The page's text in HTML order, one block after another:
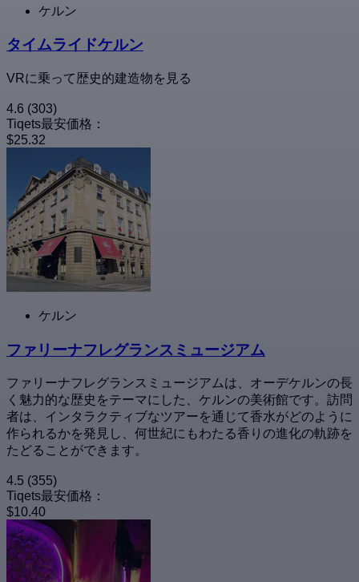
ケルン
タイムライドケルン
VRに乗って歴史的建造物を見る
4.6 (303)
Tiqets最安価格：
$25.32
ケルン
ファリーナフレグランスミュージアム
ファリーナフレグランスミュージアムは、オーデケルンの長
く魅力的な歴史をテーマにした、ケルンの美術館です。訪問
者は、インタラクティブなツアーを通じて香水がどのように
作られるかを発見し、何世紀にもわたる香りの進化の軌跡を
たどることができます。
4.5 (355)
Tiqets最安価格：
$10.40